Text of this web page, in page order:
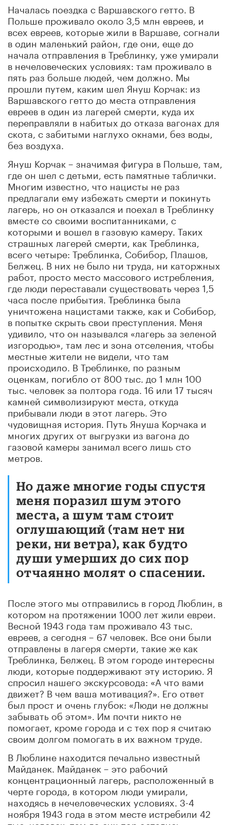
Началась поездка с Варшавского гетто. В
Польше проживало около 3,5 млн евреев, и
всех евреев, которые жили в Варшаве, согнали
в один маленький район, где они, еще до
начала отправления в Треблинку, уже умирали
в нечеловеческих условиях: там проживало в
пять раз больше людей, чем должно. Мы
прошли путем, каким шел Януш Корчак: из
Варшавского гетто до места отправления
евреев в один из лагерей смерти, куда их
переправляли в набитых до отказа вагонах для
скота, с забитыми наглухо окнами, без воды,
без воздуха.
Януш Корчак – значимая фигура в Польше, там,
где он шел с детьми, есть памятные таблички.
Многим известно, что нацисты не раз
предлагали ему избежать смерти и покинуть
лагерь, но он отказался и поехал в Треблинку
вместе со своими воспитанниками, с
которыми и вошел в газовую камеру. Таких
страшных лагерей смерти, как Треблинка,
всего четыре: Треблинка, Собибор, Плашов,
Белжец. В них не было ни труда, ни каторжных
работ, просто место массового истребления,
где люди переставали существовать через 1,5
часа после прибытия. Треблинка была
уничтожена нацистами также, как и Собибор,
в попытке скрыть свои преступления. Меня
удивило, что он назывался «лагерь за зеленой
изгородью», там лес и зона отселения, чтобы
местные жители не видели, что там
происходило. В Треблинке, по разным
оценкам, погибло от 800 тыс. до 1 млн 100
тыс. человек за полтора года. 16 или 17 тысяч
камней символизируют места, откуда
прибывали люди в этот лагерь. Это
чудовищная история. Путь Януша Корчака и
многих других от выгрузки из вагона до
газовой камеры занимал всего лишь сто
метров.
Но даже многие годы спустя
меня поразил шум этого
места, а шум там стоит
оглушающий (там нет ни
реки, ни ветра), как будто
души умерших до сих пор
отчаянно молят о спасении.
После этого мы отправились в город Люблин, в
котором на протяжении 1000 лет жили евреи.
Весной 1943 года там проживало 43 тыс.
евреев, а сегодня – 67 человек. Все они были
отправлены в лагеря смерти, такие же как
Треблинка, Белжец. В этом городе интересны
люди, которые поддерживают эту историю. Я
спросил нашего экскурсовода: «А что вами
движет? В чем ваша мотивация?». Его ответ
был прост и очень глубок: «Люди не должны
забывать об этом». Им почти никто не
помогает, кроме города и с тех пор я считаю
своим долгом помогать в их важном труде.
В Люблине находится печально известный
Майданек. Майданек – это рабочий
концентрационный лагерь, расположенный в
черте города, в котором люди умирали,
находясь в нечеловеческих условиях. 3-4
ноября 1943 года в этом месте истребили 42